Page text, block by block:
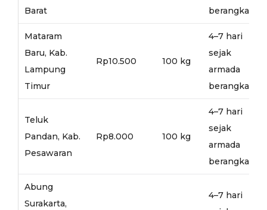
Barat
berangkat
Mataram
Baru, Kab.
Lampung
Timur
Rp10.500 100 kg
4–7 hari
sejak
armada
berangkat
Teluk
Pandan, Kab.
Pesawaran
Rp8.000 100 kg
4–7 hari
sejak
armada
berangkat
Abung
Surakarta,
4–7 hari